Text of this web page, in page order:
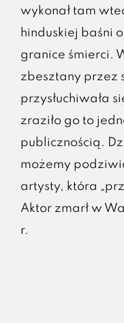
wykonał tam
hinduskiej baśni
granice śmierci.
zbesztany przez
przysłuchiwała
zraziło go to
publicznością.
możemy
artysty, która
Aktor zmarł w
r.